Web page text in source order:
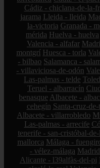
Cádiz - chiclana-de-la-
jarama Lleida - lleida
la-victoria Granada -
mérida Huelva - huelva
Valencia - alfafar
montgrí Huesca - torla
- bilbao Salamanca -
- villaviciosa-de-odón
Las-palmas - telde
Teruel - albarracín
benasque Albacete -
cehegín Santa-cruz-
Albacete - villarrobledo
Las-palmas - arrecife
tenerife - san-cristóbal-
mallorca Málaga -
- vélez-málaga
Alicante - l39alfàs-del-pi